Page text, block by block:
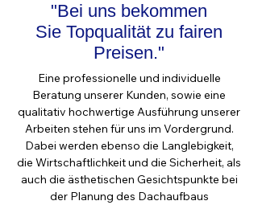
"Bei uns bekommen
Sie Topqualität zu fairen
Preisen."
Eine professionelle und individuelle
Beratung unserer Kunden, sowie eine
qualitativ hochwertige Ausführung unserer
Arbeiten stehen für uns im Vordergrund.
Dabei werden ebenso die Langlebigkeit,
die Wirtschaftlichkeit und die Sicherheit, als
auch die ästhetischen Gesichtspunkte bei
der Planung des Dachaufbaus